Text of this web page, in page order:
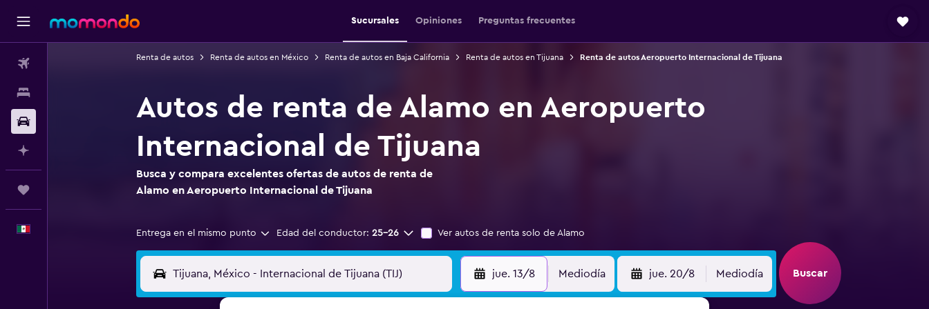
Sucursales Opiniones Preguntas frecuentes
Renta de autos Renta de autos en México Renta de autos en Baja California Renta de autos en Tijuana Renta de autos Aeropuerto Internacional de Tijuana
Autos de renta de Alamo en Aeropuerto
Internacional de Tijuana
Busca y compara excelentes ofertas de autos de renta de
Alamo en Aeropuerto Internacional de Tijuana
Entrega en el mismo punto Edad del conductor: 25-26 Ver autos de renta solo de Alamo
jue. 13/8 Mediodía jue. 20/8 Mediodía Buscar